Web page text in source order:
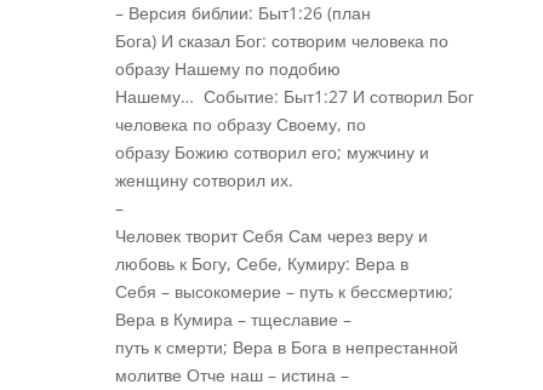
– Версия библии: Быт1:26 (план
Бога) И сказал Бог: сотворим человека по
образу Нашему по подобию
Нашему… Событие: Быт1:27 И сотворил Бог
человека по образу Своему, по
образу Божию сотворил его; мужчину и
женщину сотворил их.
–
Человек творит Себя Сам через веру и
любовь к Богу, Себе, Кумиру: Вера в
Себя – высокомерие – путь к бессмертию;
Вера в Кумира – тщеславие –
путь к смерти; Вера в Бога в непрестанной
молитве Отче наш – истина –